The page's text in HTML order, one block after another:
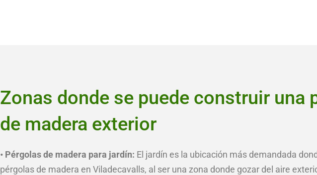
Zonas donde se puede construir una
de madera exterior
• Pérgolas de madera para jardín: El jardín es la ubicación más demandada
pérgolas de madera en Viladecavalls, al ser una zona donde gozar del aire